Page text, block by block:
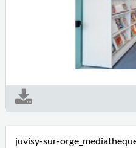
juvisy-sur-